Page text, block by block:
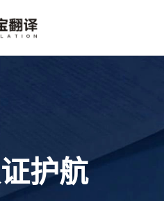
再是